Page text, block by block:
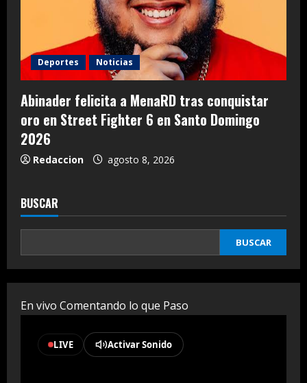
Deportes Noticias
Abinader felicita a MenaRD tras conquistar
oro en Street Fighter 6 en Santo Domingo
2026
Redaccion agosto 8, 2026
BUSCAR
BUSCAR
En vivo Comentando lo que Paso